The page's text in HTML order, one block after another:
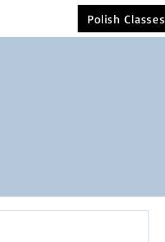
Polish Classes